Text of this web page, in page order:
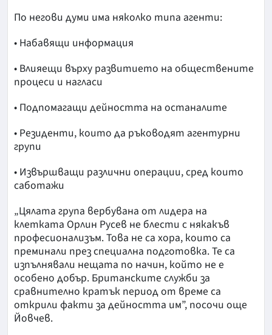
По негови думи има няколко типа агенти:
• Набавящи информация
• Влияещи върху развитието на обществените
процеси и нагласи
• Подпомагащи дейността на останалите
• Резиденти, които да ръководят агентурни
групи
• Извършващи различни операции, сред които
саботажи
„Цялата група вербувана от лидера на
клетката Орлин Русев не блести с някакъв
професионализъм. Това не са хора, които са
преминали през специална подготовка. Те са
изпълнявали нещата по начин, който не е
особено добър. Британските служби за
сравнително кратък период от време са
открили факти за дейността им”, посочи още
Йовчев.